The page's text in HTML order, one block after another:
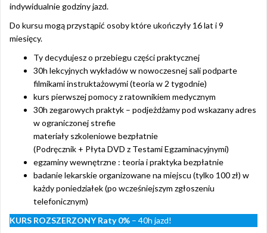
indywidualnie godziny jazd.
Do kursu mogą przystąpić osoby które ukończyły 16 lat i 9
miesięcy.
Ty decydujesz o przebiegu części praktycznej
30h lekcyjnych wykładów w nowoczesnej sali podparte
filmikami instruktażowymi (teoria w 2 tygodnie)
kurs pierwszej pomocy z ratownikiem medycznym
30h zegarowych praktyk – podjeżdżamy pod wskazany adres
w ograniczonej strefie
materiały szkoleniowe bezpłatnie
(Podręcznik + Płyta DVD z Testami Egzaminacyjnymi)
egzaminy wewnętrzne : teoria i praktyka bezpłatnie
badanie lekarskie organizowane na miejscu (tylko 100 zł) w
każdy poniedziałek (po wcześniejszym zgłoszeniu
telefonicznym)
KURS ROZSZERZONY Raty 0% – 40h jazd!